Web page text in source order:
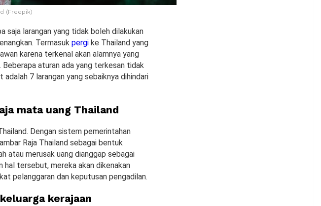
(Freepik)
saja larangan yang tidak boleh dilakukan
Termasuk pergi ke Thailand yang
karena terkenal akan alamnya yang
Beberapa aturan ada yang terkesan tidak
adalah 7 larangan yang sebaiknya dihindari
mata uang Thailand
Dengan sistem pemerintahan
Raja Thailand sebagai bentuk
atau merusak uang dianggap sebagai
hal tersebut, mereka akan dikenakan
pelanggaran dan keputusan pengadilan.
kerajaan